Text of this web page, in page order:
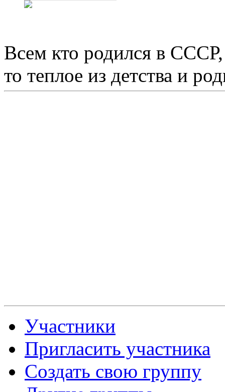
Всем кто родился в
то теплое из детства и
Участники
Пригласить участника
Создать свою группу